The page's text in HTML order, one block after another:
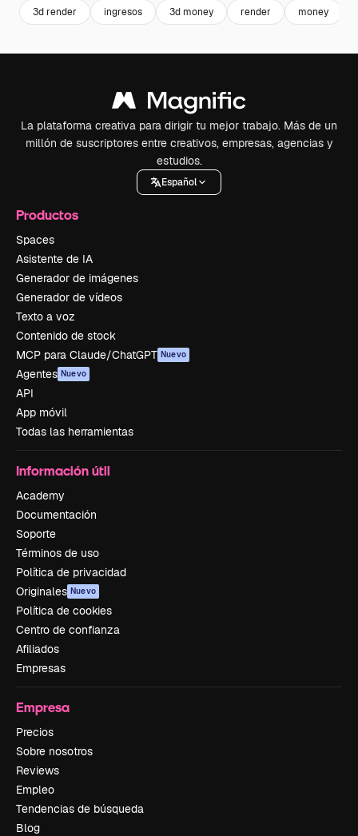
3d render ingresos 3d money render money
La plataforma creativa para dirigir tu mejor trabajo. Más de un
millón de suscriptores entre creativos, empresas, agencias y
estudios.
Español
Productos
Spaces
Asistente de IA
Generador de imágenes
Generador de vídeos
Texto a voz
Contenido de stock
MCP para Claude/ChatGPT Nuevo
Agentes Nuevo
API
App móvil
Todas las herramientas
Información útil
Academy
Documentación
Soporte
Términos de uso
Política de privacidad
Originales Nuevo
Política de cookies
Centro de confianza
Afiliados
Empresas
Empresa
Precios
Sobre nosotros
Reviews
Empleo
Tendencias de búsqueda
Blog